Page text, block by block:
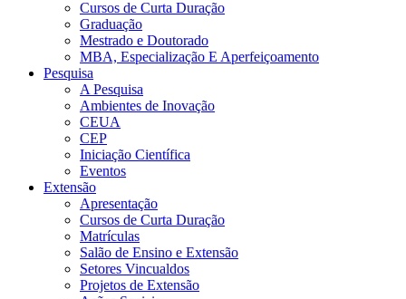
Cursos de Curta Duração
Graduação
Mestrado e Doutorado
MBA, Especialização E Aperfeiçoamento
Pesquisa
A Pesquisa
Ambientes de Inovação
CEUA
CEP
Iniciação Científica
Eventos
Extensão
Apresentação
Cursos de Curta Duração
Matrículas
Salão de Ensino e Extensão
Setores Vincualdos
Projetos de Extensão